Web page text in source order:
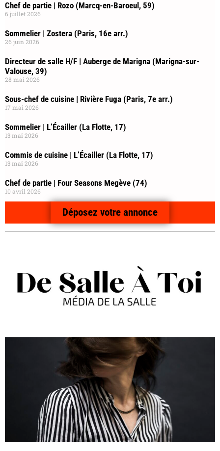
Chef de partie | Rozo (Marcq-en-Baroeul, 59)
6 juillet 2026
Sommelier | Zostera (Paris, 16e arr.)
26 juin 2026
Directeur de salle H/F | Auberge de Marigna (Marigna-sur-
Valouse, 39)
28 mai 2026
Sous-chef de cuisine | Rivière Fuga (Paris, 7e arr.)
17 mai 2026
Sommelier | L’Écailler (La Flotte, 17)
13 mai 2026
Commis de cuisine | L’Écailler (La Flotte, 17)
13 mai 2026
Chef de partie | Four Seasons Megève (74)
10 avril 2026
Déposez votre annonce